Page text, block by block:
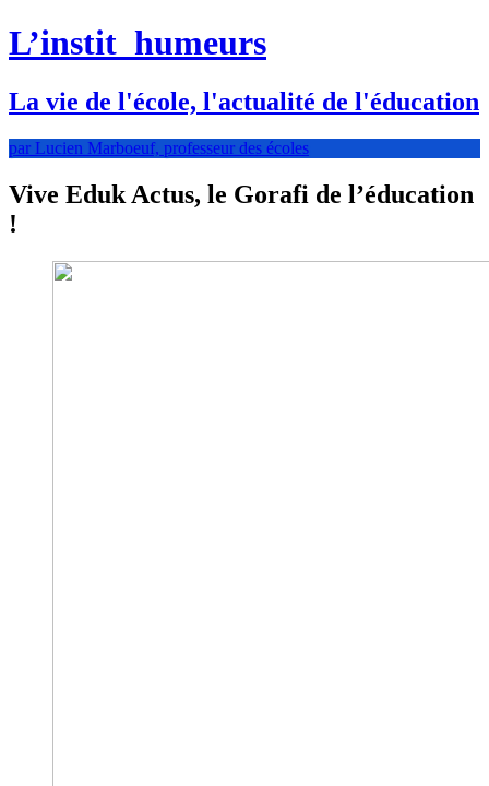
L’instit humeurs
La vie de l'école, l'actualité de l'éducation
par Lucien Marboeuf, professeur des écoles
Vive Eduk Actus, le Gorafi de l’éducation
!